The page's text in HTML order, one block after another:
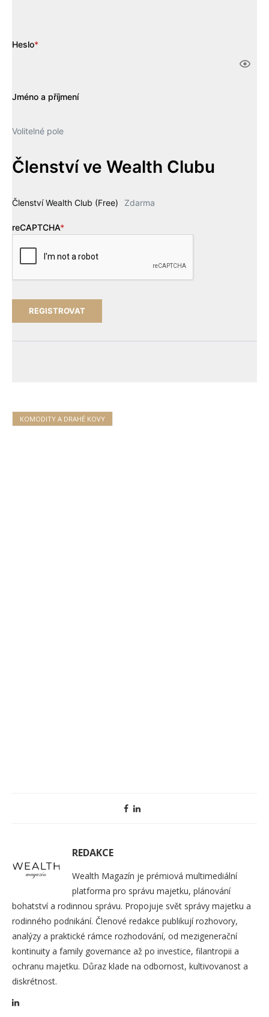
Heslo*
Jméno a příjmení
Volitelné pole
Členství ve Wealth Clubu
Členství Wealth Club (Free) Zdarma
reCAPTCHA*
KOMODITY A DRAHÉ KOVY
REDAKCE
Wealth Magazín je prémiová multimediální
platforma pro správu majetku, plánování
bohatství a rodinnou správu. Propojuje svět správy majetku a
rodinného podnikání. Členové redakce publikují rozhovory,
analýzy a praktické rámce rozhodování, od mezigenerační
kontinuity a family governance až po investice, filantropii a
ochranu majetku. Důraz klade na odbornost, kultivovanost a
diskrétnost.